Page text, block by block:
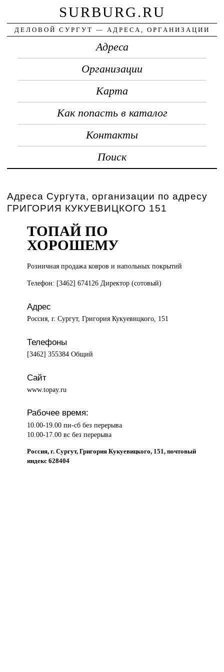
SURBURG.RU
ДЕЛОВОЙ СУРГУТ — АДРЕСА, ОРГАНИЗАЦИИ
Адреса
Организации
Карта
Как попасть в каталог
Контакты
Поиск
Адреса Сургута, организации по адресу
ГРИГОРИЯ КУКУЕВИЦКОГО 151
ТОПАЙ ПО
ХОРОШЕМУ
Розничная продажаковров и напольных покрытий
Телефон: [3462] 674126 Директор (сотовый)
Адрес
Россия, г. Сургут, Григория Кукуевицкого, 151
Телефоны
[3462] 355384 Общий
Сайт
www.topay.ru
Рабочее время:
10.00-19.00 пн-сб без перерыва
10.00-17.00 вс без перерыва
Россия, г. Сургут, Григория Кукуевицкого, 151, почтовый
индекс 628404